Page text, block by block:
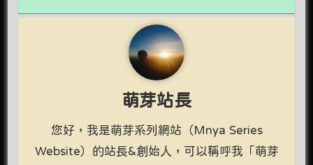
萌芽站長
您好，我是萌芽系列網站（Mnya Series
Website）的站長&創始人，可以稱呼我「萌芽